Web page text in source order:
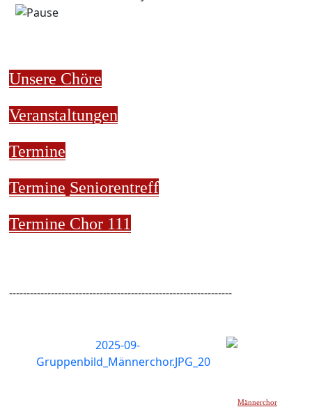
Unsere Chöre
Veranstaltungen
Termine
Termine Seniorentreff
Termine Chor 111
----------------------------------------------------------------
Männerchor